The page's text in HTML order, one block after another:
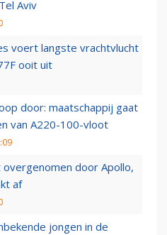
Aviv
voert langste vrachtvlucht
ooit uit
door: maatschappij gaat
van A220-100-vloot
door Apollo,
af
jongen in de